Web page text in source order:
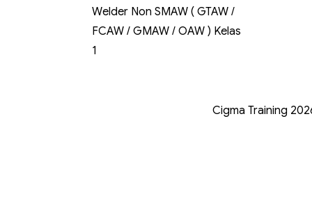
Welder Non SMAW ( GTAW /
FCAW / GMAW / OAW ) Kelas
1
Cigma Training